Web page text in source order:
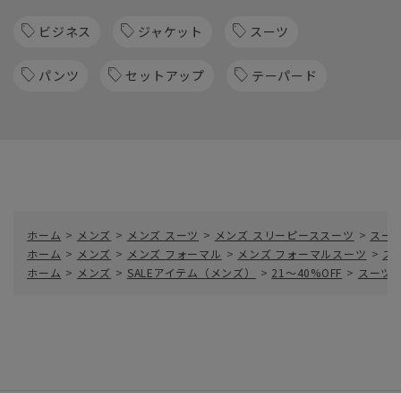
ビジネス ジャケット スーツ
パンツ セットアップ テーパード
ホーム > メンズ > メンズ スーツ > メンズ スリーピーススーツ > スー
ホーム > メンズ > メンズ フォーマル > メンズ フォーマルスーツ > ス
ホーム > メンズ > SALEアイテム（メンズ） > 21～40%OFF > スーツ